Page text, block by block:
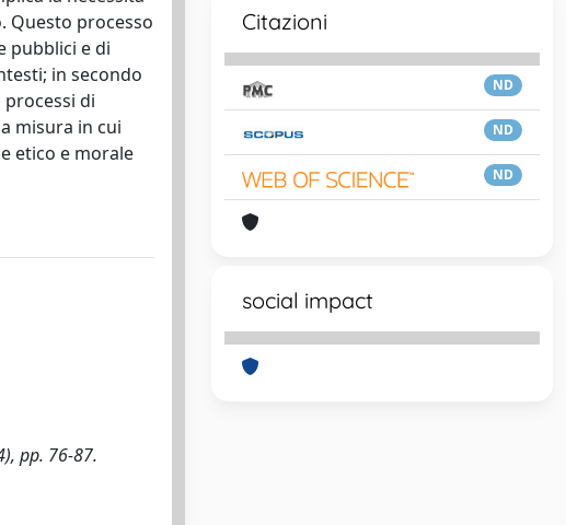
Questo processo
pubblici e di
in secondo
di
misura in cui
etico e morale
pp. 76-87.
Citazioni
ND
ND
ND
social impact